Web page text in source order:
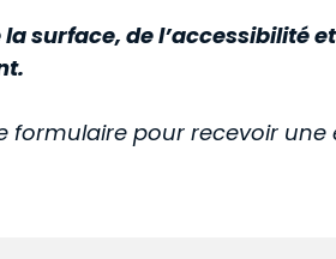
surface, de l’accessibilité
formulaire pour recevoir